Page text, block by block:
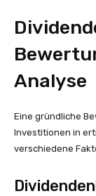
Analyse
Eine gründliche
Investitionen in
verschiedene